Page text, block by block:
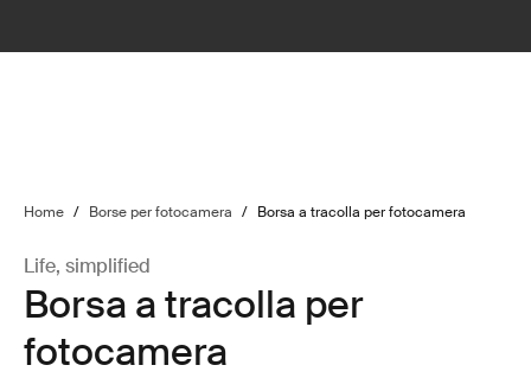
Home / Borse per fotocamera / Borsa a tracolla per fotocamera
Life, simplified
Borsa a tracolla per
fotocamera